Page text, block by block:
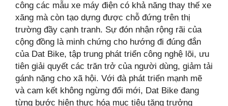
công các mẫu xe máy điện có khả năng thay thế xe
xăng mà còn tạo dựng được chỗ đứng trên thị
trường đầy cạnh tranh. Sự đón nhận rộng rãi của
cộng đồng là minh chứng cho hướng đi đúng đắn
của Dat Bike, tập trung phát triển công nghệ lõi, ưu
tiên giải quyết các trăn trở của người dùng, giảm tải
gánh nặng cho xã hội. Với đà phát triển mạnh mẽ
và cam kết không ngừng đổi mới, Dat Bike đang
từng bước hiện thực hóa mục tiêu tăng trưởng